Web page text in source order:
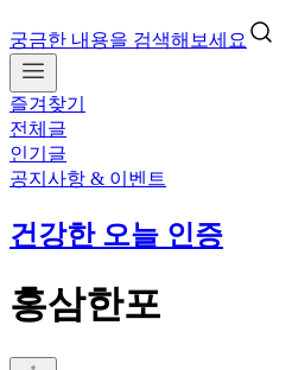
궁금한 내용을 검색해보세요
즐겨찾기
전체글
인기글
공지사항 & 이벤트
건강한 오늘 인증
홍삼한포